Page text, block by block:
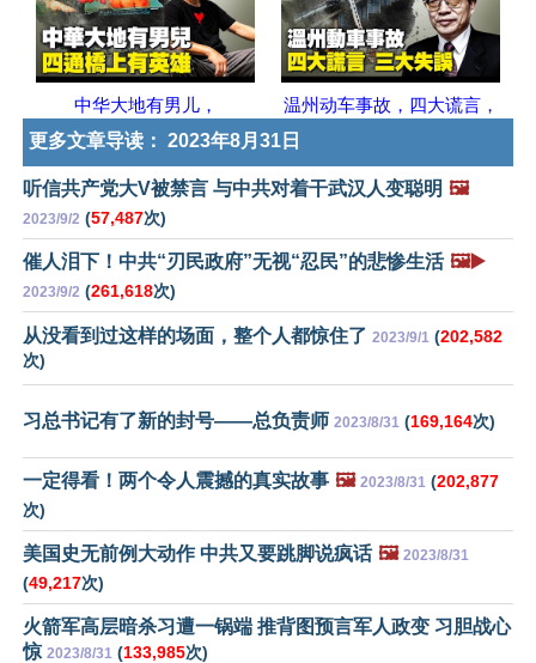
中华大地有男儿，
温州动车事故，四大谎言，
更多文章导读： 2023年8月31日
听信共产党大V被禁言 与中共对着干武汉人变聪明 🖼️
2023/9/2 (57,487次)
催人泪下！中共“刃民政府”无视“忍民”的悲惨生活 🖼️▶️
2023/9/2 (261,618次)
从没看到过这样的场面，整个人都惊住了 2023/9/1 (202,582
次)
习总书记有了新的封号——总负责师 2023/8/31 (169,164次)
一定得看！两个令人震撼的真实故事 🖼️ 2023/8/31 (202,877
次)
美国史无前例大动作 中共又要跳脚说疯话 🖼️ 2023/8/31
(49,217次)
火箭军高层暗杀习遭一锅端 推背图预言军人政变 习胆战心
惊 2023/8/31 (133,985次)